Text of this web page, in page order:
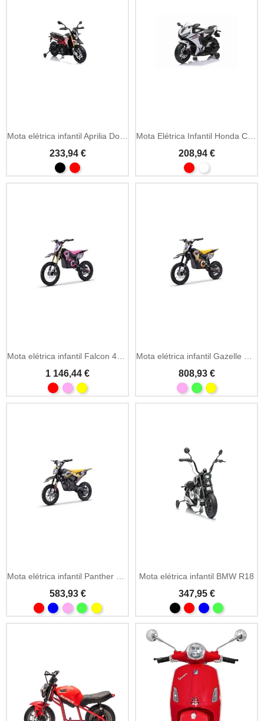
233,94 € 208,94 €
1 146,44 € 808,93 €
583,93 €
Mota elétrica infantil BMW R18
347,95 €